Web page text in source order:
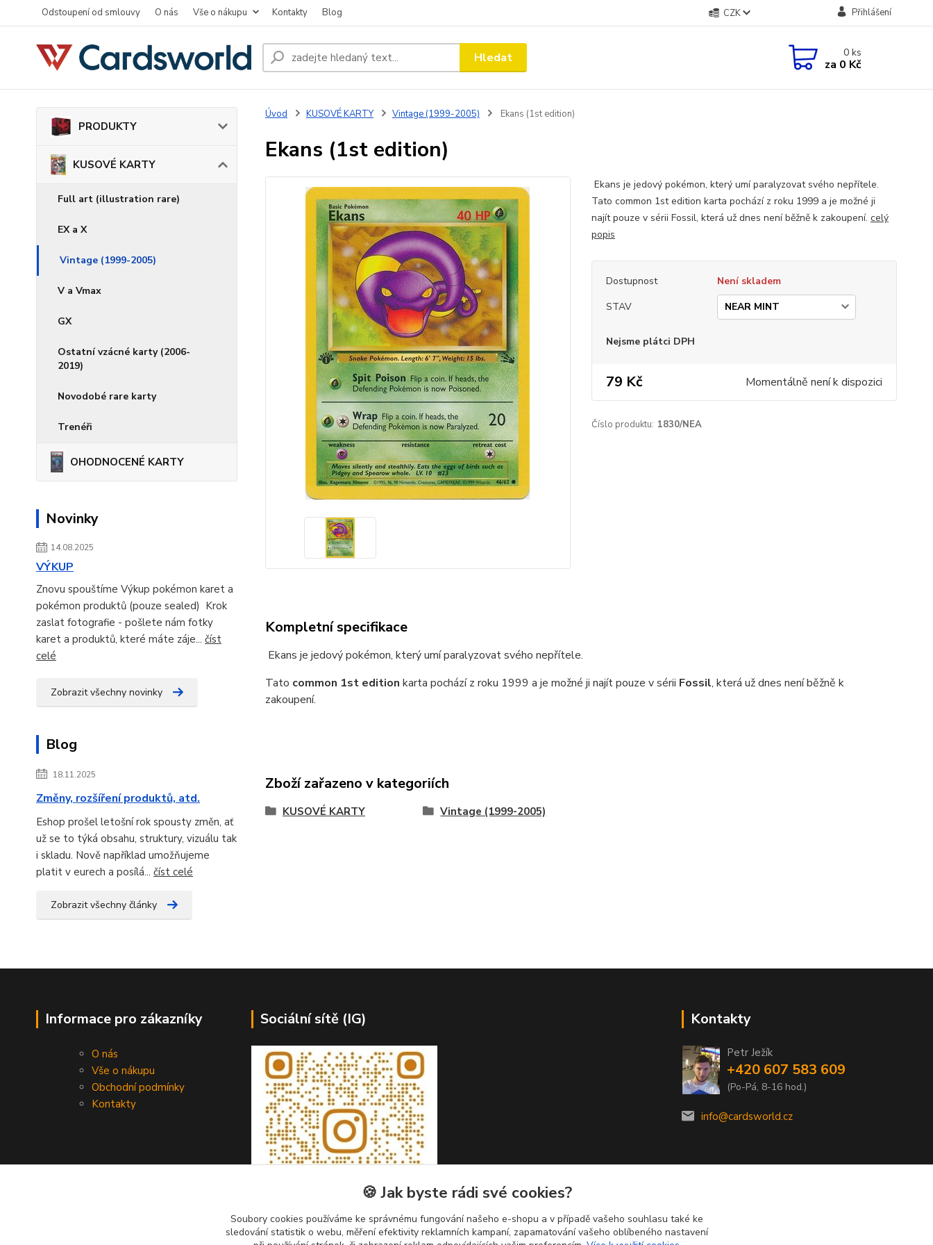
Odstoupení od smlouvy O nás Vše o nákupu Kontakty Blog CZK Přihlášení
Hledat 0ks
za 0 Kč
PRODUKTY
KUSOVÉ KARTY
Full art (illustration rare)
EX a X
Vintage (1999-2005)
V a Vmax
GX
Ostatní vzácné karty (2006-
2019)
Novodobé rare karty
Trenéři
OHODNOCENÉ KARTY
Novinky
14.08.2025
VÝKUP
Znovu spouštíme Výkup pokémon karet a
pokémon produktů (pouze sealed) Krok
zaslat fotografie - pošlete nám fotky
karet a produktů, které máte záje... číst
celé
Zobrazit všechny novinky
Blog
18.11.2025
Změny, rozšíření produktů, atd.
Eshop prošel letošní rok spousty změn, ať
už se to týká obsahu, struktury, vizuálu tak
i skladu. Nově například umožňujeme
platit v eurech a posílá... číst celé
Zobrazit všechny články
Úvod KUSOVÉ KARTY Vintage (1999-2005) Ekans (1st edition)
Ekans (1st edition)
Ekans je jedový pokémon, který umí paralyzovat svého nepřítele.
Tato common 1st edition karta pochází z roku 1999 a je možné ji
najít pouze v sérii Fossil, která už dnes není běžně k zakoupení. celý
popis
Dostupnost
Není skladem
STAV
Nejsme plátci DPH
79 Kč Momentálně není k dispozici
Číslo produktu: 1830/NEA
Kompletní specifikace
Ekans je jedový pokémon, který umí paralyzovat svého nepřítele.
Tato common 1st edition karta pochází z roku 1999 a je možné ji najít pouze v sérii Fossil, která už dnes není běžně k
zakoupení.
Zboží zařazeno v kategoriích
KUSOVÉ KARTY Vintage (1999-2005)
Informace pro zákazníky
O nás
Vše o nákupu
Obchodní podmínky
Kontakty
Sociální sítě (IG) Kontakty
Petr Ježík
+420 607 583 609
(Po-Pá, 8-16 hod.)
info@cardsworld.cz
🍪 Jak byste rádi své cookies?
Soubory cookies používáme ke správnému fungování našeho e-shopu a v případě vašeho souhlasu také ke
sledování statistik o webu, měření efektivity reklamních kampaní, zapamatování vašeho oblíbeného nastavení